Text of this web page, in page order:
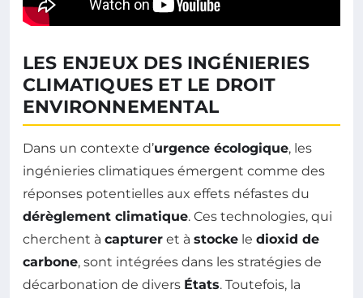
LES ENJEUX DES INGÉNIERIES
CLIMATIQUES ET LE DROIT
ENVIRONNEMENTAL
Dans un contexte d’urgence écologique, les
ingénieries climatiques émergent comme des
réponses potentielles aux effets néfastes du
dérèglement climatique. Ces technologies, qui
cherchent à capturer et à stocke le dioxid de
carbone, sont intégrées dans les stratégies de
décarbonation de divers États. Toutefois, la